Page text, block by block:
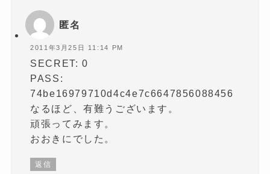
匿名
2011年3月25日 11:14 PM
SECRET: 0
PASS:
74be16979710d4c4e7c6647856088456
なるほど、有難うございます。
頑張ってみます。
おおきにでした。
返信